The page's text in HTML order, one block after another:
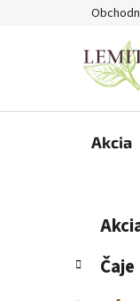
Akcia
č
Preskočiť
kategórie
e
Čaje